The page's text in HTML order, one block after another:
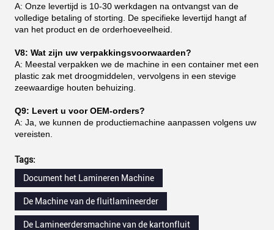
A: Onze levertijd is 10-30 werkdagen na ontvangst van de
volledige betaling of storting. De specifieke levertijd hangt af
van het product en de orderhoeveelheid.
V8: Wat zijn uw verpakkingsvoorwaarden?
A: Meestal verpakken we de machine in een container met een
plastic zak met droogmiddelen, vervolgens in een stevige
zeewaardige houten behuizing.
Q9: Levert u voor OEM-orders?
A: Ja, we kunnen de productiemachine aanpassen volgens uw
vereisten.
Tags:
Document het Lamineren Machine
De Machine van de fluitlamineerder
De Lamineerdersmachine van de kartonfluit